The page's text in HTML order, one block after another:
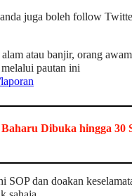
juga boleh follow
atau banjir, orang awam
pautan ini
Dibuka hingga 30
SOP dan doakan